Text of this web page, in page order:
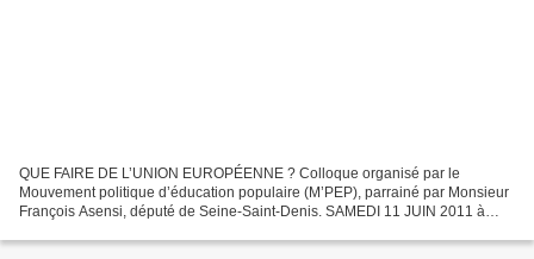
QUE FAIRE DE L’UNION EUROPÉENNE ? Colloque organisé par le
Mouvement politique d’éducation populaire (M’PEP), parrainé par Monsieur
François Asensi, député de Seine-Saint-Denis. SAMEDI 11 JUIN 2011 à